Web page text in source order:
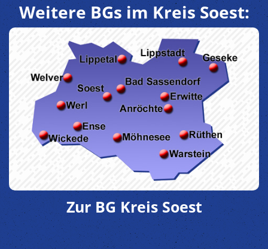
Weitere BGs im Kreis Soest:
Zur BG Kreis Soest